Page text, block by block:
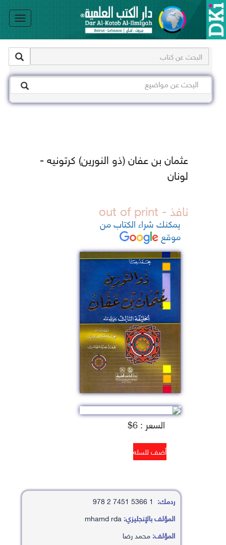
عثمان بن عفان (ذو النورين) كرتونيه -
لونان
نافذ - out of print
يمكنك شراء الكتاب من
موقع
السعر : 6$
ردمك:
المؤلف بالإنجليزي:
المؤلف:محمد رضا